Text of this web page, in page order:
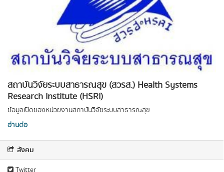
สถาบันวิจัยระบบสาธารณสุข (สวรส.) Health Systems
Research Institute (HSRI)
ข้อมูลเปิดของหน่วยงานสถาบันวิจัยระบบสาธารณสุข
อ่านต่อ
สังคม
Twitter